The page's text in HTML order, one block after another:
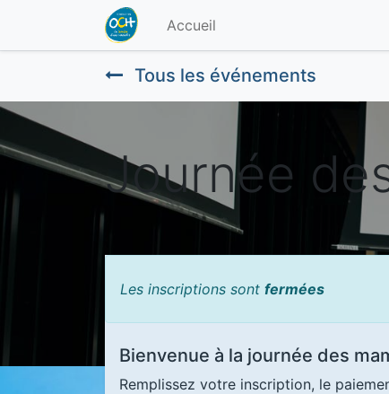
Accueil
Tous les événements
Journée
Les inscriptions sont fermées
Bienvenue à la journée des
Remplissez votre inscription, le